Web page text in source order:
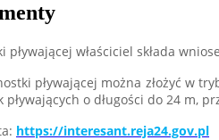
właściciel składa
pływającej można złożyć w
o długości do 24 m,
https://interesant.reja24.gov.pl